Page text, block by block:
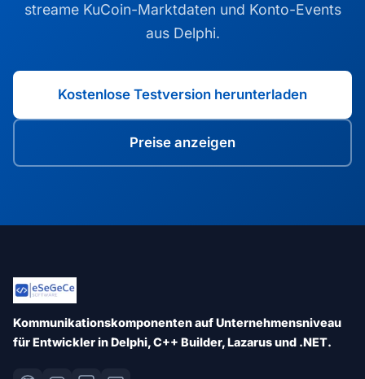
streame KuCoin-Marktdaten und Konto-Events
aus Delphi.
Kostenlose Testversion herunterladen
Preise anzeigen
Kommunikationskomponenten auf Unternehmensniveau
für Entwickler in Delphi, C++ Builder, Lazarus und .NET.